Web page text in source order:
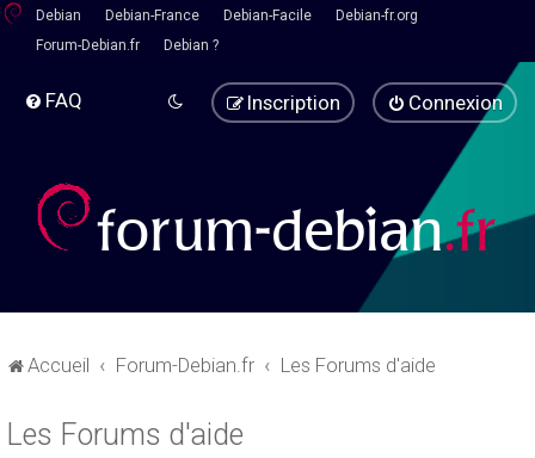
Debian Debian-France Debian-Facile
Debian-fr.org
Forum-Debian.fr
Debian ?
FAQ Connexion
Inscription
Accueil Forum-Debian.fr Les Forums d'aide
Les Forums d'aide